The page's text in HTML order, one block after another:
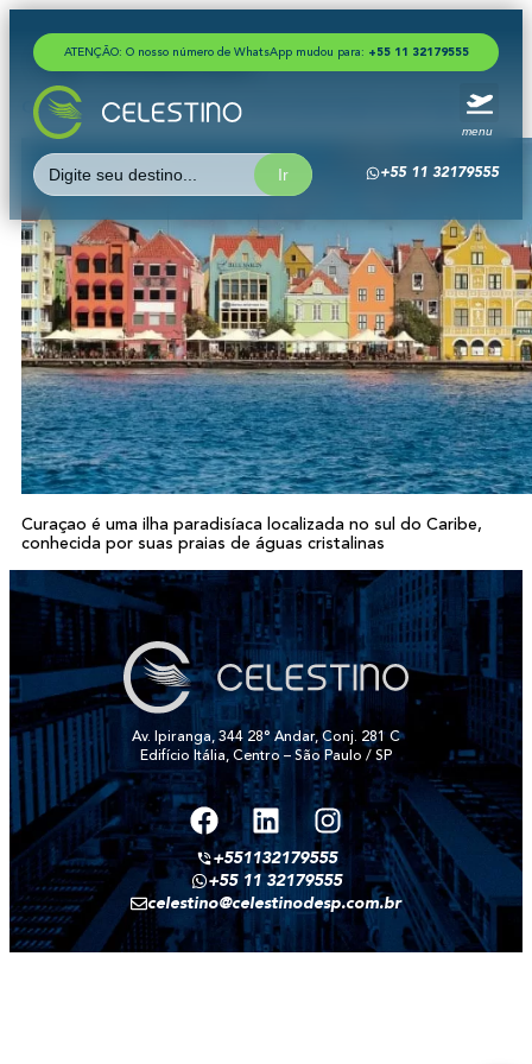
ATENÇÃO: O nosso número de WhatsApp mudou para: + 55 1 1 321 79555
menu
Search
for:
+55 11 32179555
Tag:caribe|curaçao
Curaçao: Dicas de Turismo e Documentação para Viajar
Curaçao é uma ilha paradisíaca localizada no sul do Caribe,
conhecida por suas praias de águas cristalinas
Av. Ipiranga, 344 28° Andar, Conj. 281 C
Edifício Itália, Centro – São Paulo / SP
+551132179555
+55 11 32179555
celestino@celestinodesp.com.br